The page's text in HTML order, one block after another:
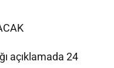
açıklamada 24